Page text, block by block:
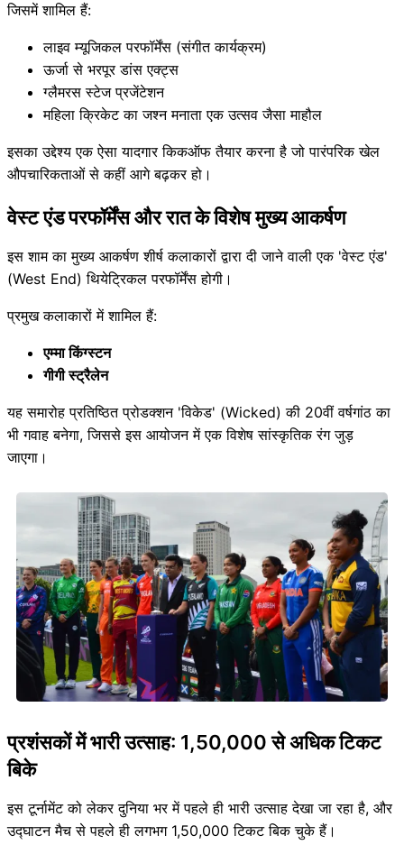
जिसमें शामिल हैं:
लाइव म्यूजिकल परफॉर्मेंस (संगीत कार्यक्रम)
ऊर्जा से भरपूर डांस एक्ट्स
ग्लैमरस स्टेज प्रजेंटेशन
महिला क्रिकेट का जश्न मनाता एक उत्सव जैसा माहौल
इसका उद्देश्य एक ऐसा यादगार किकऑफ तैयार करना है जो पारंपरिक खेल
औपचारिकताओं से कहीं आगे बढ़कर हो।
वेस्ट एंड परफॉर्मेंस और रात के विशेष मुख्य आकर्षण
इस शाम का मुख्य आकर्षण शीर्ष कलाकारों द्वारा दी जाने वाली एक 'वेस्ट एंड'
(West End) थियेट्रिकल परफॉर्मेंस होगी।
प्रमुख कलाकारों में शामिल हैं:
एम्मा किंग्स्टन
गीगी स्ट्रैलेन
यह समारोह प्रतिष्ठित प्रोडक्शन 'विकेड' (Wicked) की 20वीं वर्षगांठ का
भी गवाह बनेगा, जिससे इस आयोजन में एक विशेष सांस्कृतिक रंग जुड़
जाएगा।
प्रशंसकों में भारी उत्साह: 1,50,000 से अधिक टिकट
बिके
इस टूर्नामेंट को लेकर दुनिया भर में पहले ही भारी उत्साह देखा जा रहा है, और
उद्घाटन मैच से पहले ही लगभग 1,50,000 टिकट बिक चुके हैं।